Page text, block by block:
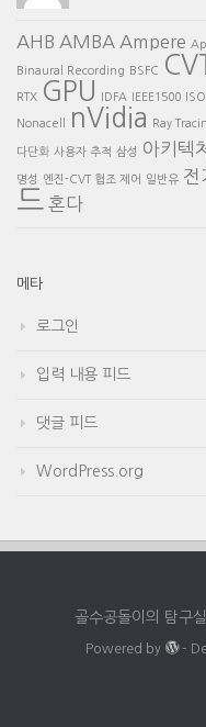
AHB AMBA Ampere
Binaural Recording BSFC
RTX GPU IDFA IEEE1500
Nonacell nVidia Ray
다단화 사용자 추적 삼성 아키텍
명성 엔진-CVT 협조 제어 일반유 전
드 혼다
메타
로그인
입력 내용 피드
댓글 피드
WordPress.org
골수공돌이의 탐구
Powered by -